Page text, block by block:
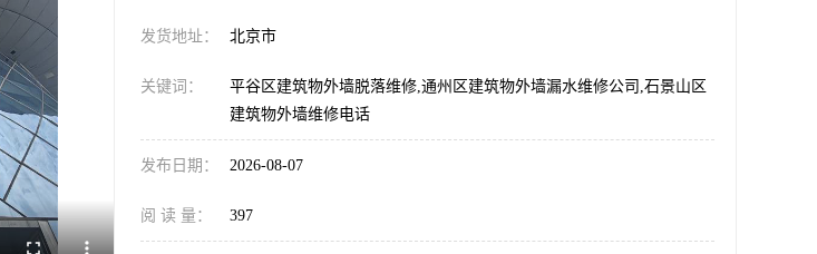
发货地址： 北京市
关键词：
平谷区建筑物外墙脱落维修,通州区建筑物外墙漏水维修公司,石景山区
建筑物外墙维修电话
发布日期： 2026-08-07
阅 读 量： 397